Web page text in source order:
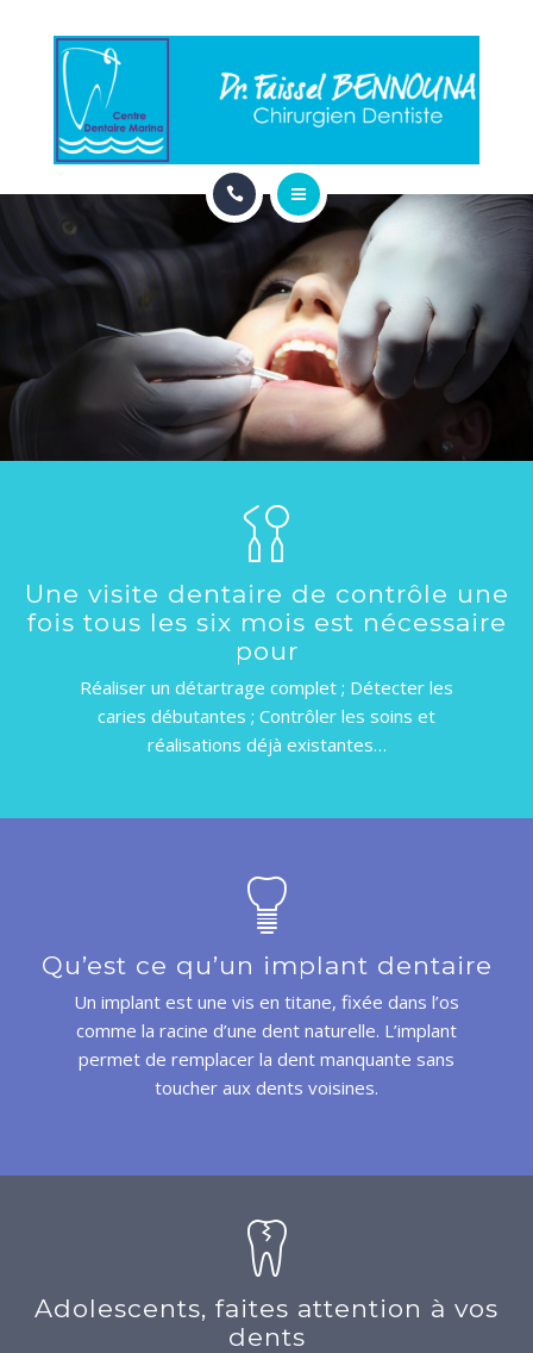
ESTHETIQUE
LES URGENCES
PRATIQUE
ACCUEIL
CABINET
RENDEZ-VOUS EN LIGNE
Une visite dentaire de contrôle une
fois tous les six mois est nécessaire
pour
Réaliser un détartrage complet ; Détecter les
caries débutantes ; Contrôler les soins et
réalisations déjà existantes…
Qu’est ce qu’un implant dentaire
Un implant est une vis en titane, fixée dans l’os
comme la racine d’une dent naturelle. L’implant
permet de remplacer la dent manquante sans
toucher aux dents voisines.
Adolescents, faites attention à vos
dents